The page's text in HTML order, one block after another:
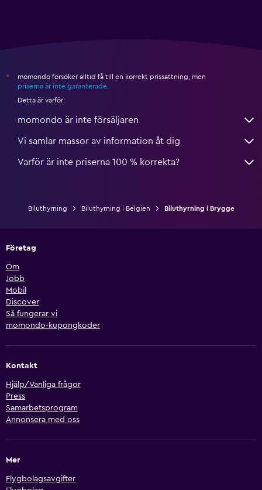
*
momondo försöker alltid få till en korrekt prissättning, men
priserna är inte garanterade
Detta är varför:
momondo är inte försäljaren
Vi samlar massor av information åt dig
Varför är inte priserna 100 % korrekta?
Biluthyrning Biluthyrning i Belgien Biluthyrning i Brygge
Företag
Om
Jobb
Mobil
Discover
Så fungerar vi
momondo-kupongkoder
Kontakt
Hjälp/Vanliga frågor
Press
Samarbetsprogram
Annonsera med oss
Mer
Flygbolagsavgifter